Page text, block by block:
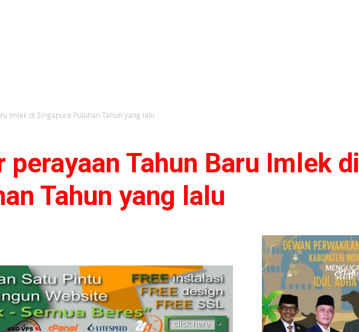
Imlek di Singapura Puluhan Tahun yang lalu
perayaan Tahun Baru Imlek di
Tahun yang lalu